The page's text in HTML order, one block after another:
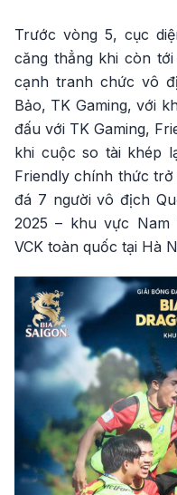
Trước vòng 5, cục
căng thẳng khi còn
cạnh tranh chức vô
Bảo, TK Gaming, với
đấu với TK Gaming,
khi cuộc so tài khép
Friendly chính thức
đá 7 người vô địch
2025 – khu vực
VCK toàn quốc tại Hà